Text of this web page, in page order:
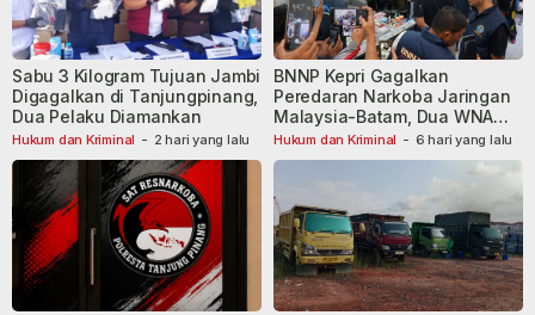
Hukum dan Kriminal - 2 hari yang lalu
Sabu 3 Kilogram Tujuan Jambi
Digagalkan di Tanjungpinang,
Dua Pelaku Diamankan
Hukum dan Kriminal - 6 hari yang lalu
BNNP Kepri Gagalkan
Peredaran Narkoba Jaringan
Malaysia-Batam, Dua WNA
Masih Diburu